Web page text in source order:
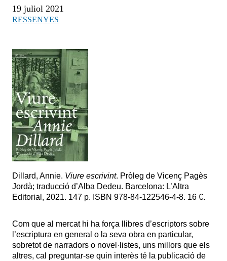
19 juliol 2021
RESSENYES
Dillard, Annie. Viure escrivint. Pròleg de Vicenç Pagès
Jordà; traducció d’Alba Dedeu. Barcelona: L’Altra
Editorial, 2021. 147 p. ISBN 978-84-122546-4-8. 16 €.
Com que al mercat hi ha força llibres d’escriptors sobre
l’escriptura en general o la seva obra en particular,
sobretot de narradors o novel·listes, uns millors que els
altres, cal preguntar-se quin interès té la publicació de